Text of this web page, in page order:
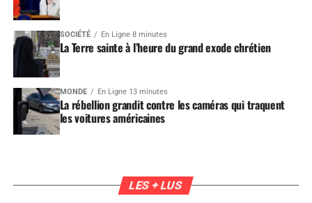
SOCIÉTÉ En Ligne 8 minutes
La Terre sainte à l’heure du grand exode chrétien
MONDE En Ligne 13 minutes
La rébellion grandit contre les caméras qui traquent
les voitures américaines
LES + LUS